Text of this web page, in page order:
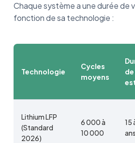
Chaque système a une durée de
fonction de sa technologie :
Technologie
Cycles
moyens
de
Lithium LFP
(Standard
2026)
6 000 à
10 000
15
ans